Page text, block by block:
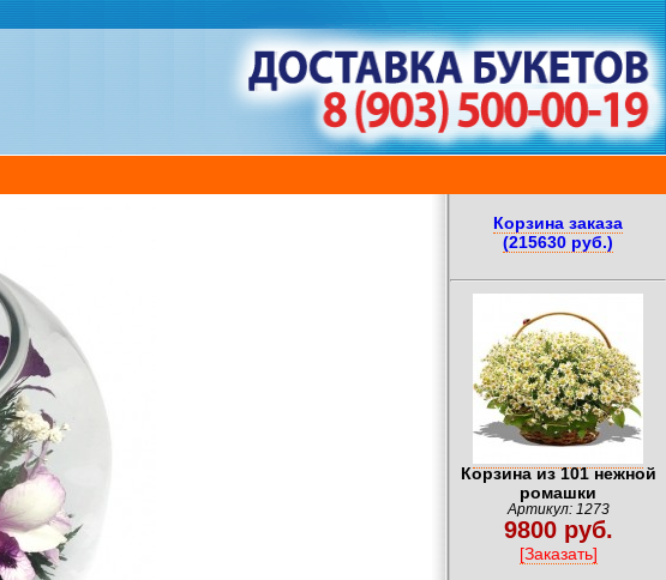
Корзина заказа
(215630 руб.)
Корзина из 101 нежной
ромашки
Артикул: 1273
9800 руб.
[Заказать]